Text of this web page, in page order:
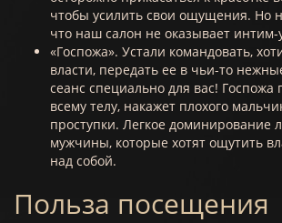
чтобы усилить свои ощущения. Но
что наш салон не оказывает интим-
«Госпожа». Устали командовать,
власти, передать ее в чьи-то
сеанс специально для вас! Госпожа
всему телу, накажет плохого
проступки. Легкое доминирование
мужчины, которые хотят ощутить
над собой.
Польза посещения